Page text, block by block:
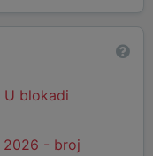
U blokadi
2026 - broj